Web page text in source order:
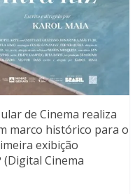
de Cinema realiza
marco histórico para o
exibição
Cinema